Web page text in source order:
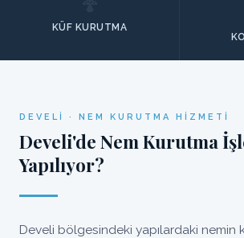
KÜF KURUTMA
DEVELI · NEM KURUTMA HIZMETI
Develi'de Nem Kurutma
Yapılıyor?
Develi bölgesindeki yapılardaki nemin